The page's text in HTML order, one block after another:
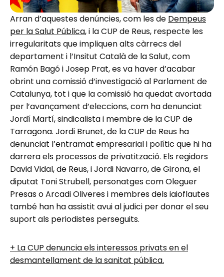
Arran d’aquestes denúncies, com les de Dempeus
per la Salut Pública, i la CUP de Reus, respecte les
irregularitats que impliquen alts càrrecs del
departament i l’Insitut Català de la Salut, com
Ramón Bagó i Josep Prat, es va haver d’acabar
obrint una comissió d’investigació al Parlament de
Catalunya, tot i que la comissió ha quedat avortada
per l’avançament d’eleccions, com ha denunciat
Jordí Martí, sindicalista i membre de la CUP de
Tarragona. Jordi Brunet, de la CUP de Reus ha
denunciat l’entramat empresarial i polític que hi ha
darrera els processos de privatització. Els regidors
David Vidal, de Reus, i Jordi Navarro, de Girona, el
diputat Toni Strubell, personatges com Oleguer
Presas o Arcadi Oliveres i membres dels iaioflautes
també han ha assistit avui al judici per donar el seu
suport als periodistes perseguits.
+ La CUP denuncia els interessos privats en el
desmantellament de la sanitat pública.